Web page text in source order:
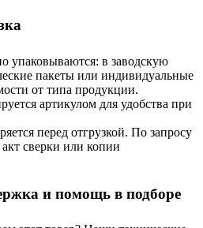
упаковываются: в заводскую
пакеты или индивидуальные
от типа продукции.
артикулом для удобства при
перед отгрузкой. По запросу
сверки или копии
и помощь в подборе